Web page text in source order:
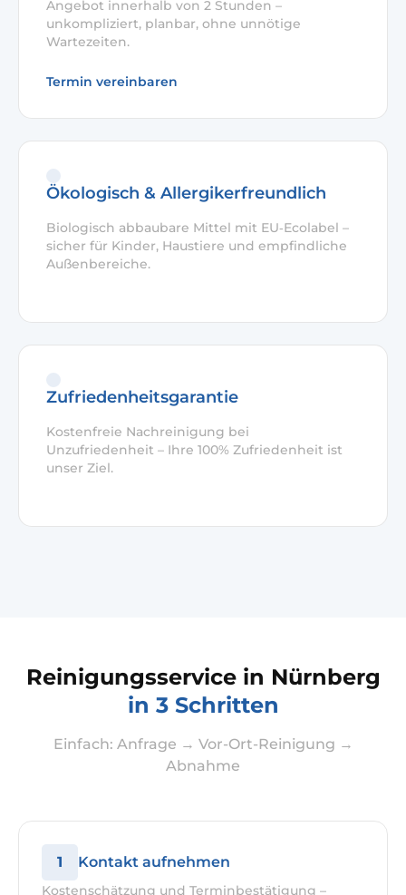
Angebot innerhalb von 2 Stunden –
unkompliziert, planbar, ohne unnötige
Wartezeiten.
Termin vereinbaren
Ökologisch & Allergikerfreundlich
Biologisch abbaubare Mittel mit EU‑Ecolabel –
sicher für Kinder, Haustiere und empfindliche
Außenbereiche.
Zufriedenheitsgarantie
Kostenfreie Nachreinigung bei
Unzufriedenheit – Ihre 100% Zufriedenheit ist
unser Ziel.
Reinigungsservice in Nürnberg
in 3 Schritten
Einfach: Anfrage → Vor-Ort-Reinigung →
Abnahme
1 Kontakt aufnehmen
Kostenschätzung und Terminbestätigung –